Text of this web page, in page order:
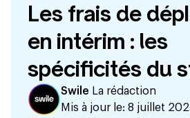
Les frais de
en intérim : les
spécificités du
Swile La rédaction
Mis à jour le: 8 juillet